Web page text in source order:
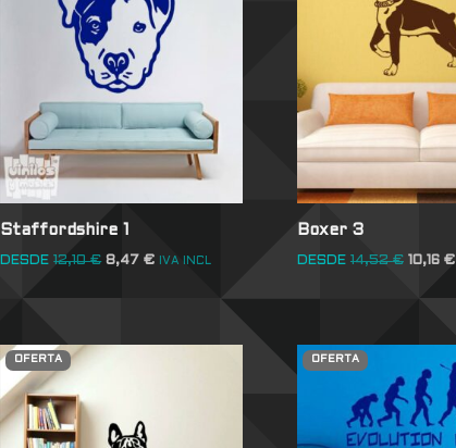
Staffordshire 1
DESDE 12,10€ 8,47€ IVA INCL
Boxer 3
DESDE 14,52€ 10,16 €
OFERTA OFERTA